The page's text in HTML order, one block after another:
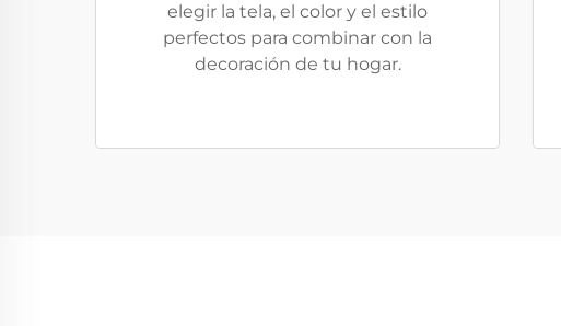
elegir la tela, el color y el estilo
perfectos para combinar con la
decoración de tu hogar.